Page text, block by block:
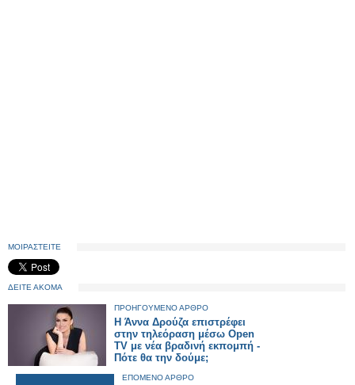
ΜΟΙΡΑΣΤΕΙΤΕ
ΔΕΙΤΕ ΑΚΟΜΑ
ΠΡΟΗΓΟΥΜΕΝΟ ΑΡΘΡΟ
Η Άννα Δρούζα επιστρέφει
στην τηλεόραση μέσω Open
TV με νέα βραδινή εκπομπή -
Πότε θα την δούμε;
ΕΠΟΜΕΝΟ ΑΡΘΡΟ